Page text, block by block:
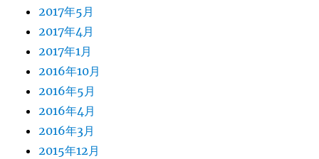
2017年5月
2017年4月
2017年1月
2016年10月
2016年5月
2016年4月
2016年3月
2015年12月